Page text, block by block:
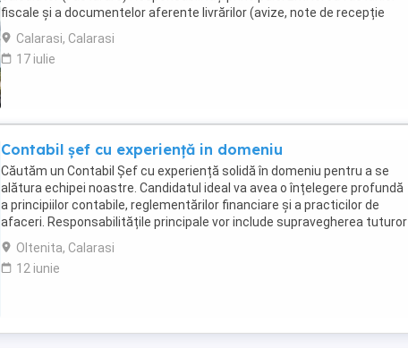
fiscale și a documentelor aferente livrărilor (avize, note de recepție
etc.) Operarea și verificarea ...
Calarasi, Calarasi
17 iulie
Contabil șef cu experiență in domeniu
Căutăm un Contabil Șef cu experiență solidă în domeniu pentru a se
alătura echipei noastre. Candidatul ideal va avea o înțelegere profundă
a principiilor contabile, reglementărilor financiare și a practicilor de
afaceri. Responsabilitățile principale vor include supravegherea tuturor
operațiunilor contabile, ...
Oltenita, Calarasi
12 iunie